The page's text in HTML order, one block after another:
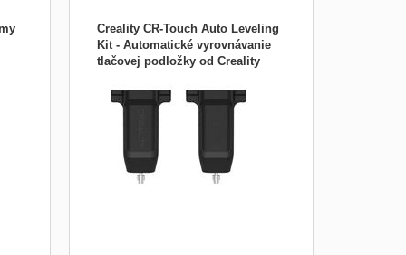
Creality CR-Touch Auto Leveling
Kit - Automatické vyrovnávanie
tlačovej podložky od Creality
spoločnosťou Creality na základe stoviek
miliónov používateľských údajov použitých